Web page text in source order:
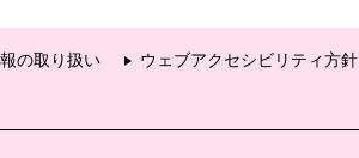
の取り扱い ウェブアクセシビリティ方針